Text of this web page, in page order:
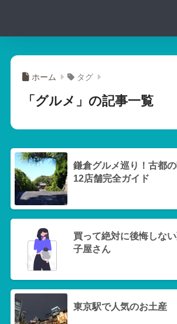
ホーム タグ
「グルメ」の記事一覧
鎌倉グルメ巡り！古都
12店舗完全ガイド
買って絶対に後悔しな
子屋さん
東京駅で人気のお土産